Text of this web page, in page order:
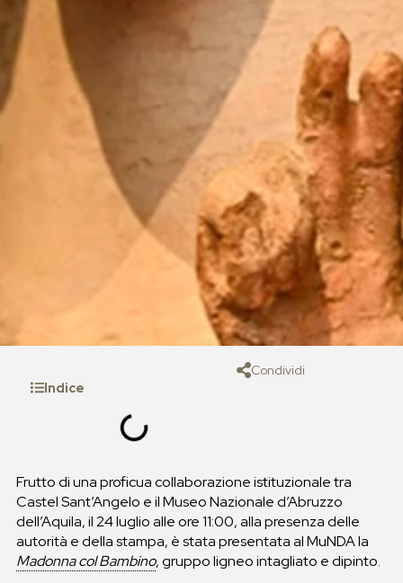
Indice
Condividi
Frutto di una proficua collaborazione istituzionale tra
Castel Sant’Angelo e il Museo Nazionale d’Abruzzo
dell’Aquila, il 24 luglio alle ore 11:00, alla presenza delle
autorità e della stampa, è stata presentata al MuNDA la
Madonna col Bambino, gruppo ligneo intagliato e dipinto.